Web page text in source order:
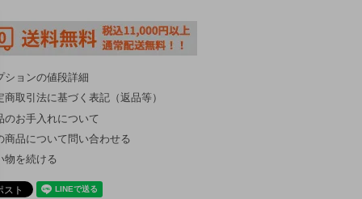
ションの値段詳細
商取引法に基づく表記（返品等）
のお手入れについて
商品について問い合わせる
物を続ける